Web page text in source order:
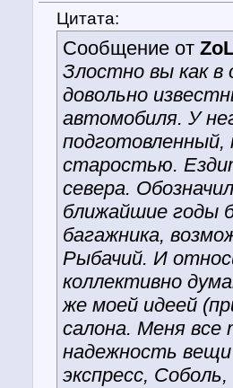
Цитата:
Сообщение от
Злостно вы как
довольно
автомобиля. У
старостью.
севера.
ближайшие годы
багажника,
Рыбачий. И
коллективно
же моей идеей
салона. Меня
надежность
экспресс,